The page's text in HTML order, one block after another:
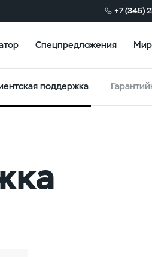
+7 (345)
Спецпредложения
поддержка